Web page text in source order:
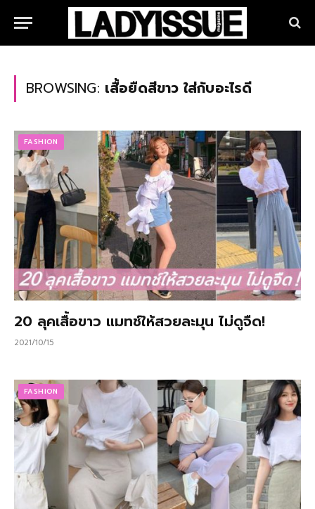
BROWSING: เสื้อยืดสีขาว ใส่กับอะไรดี
FASHION
20 ลุคเสื้อขาว แมทช์ให้สวยละมุน ไม่ดูจืด!
2021/10/15
FASHION